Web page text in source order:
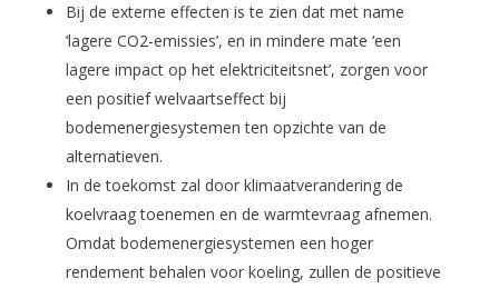
Bij de externe effecten is te zien dat met name
‘lagere CO2-emissies’, en in mindere mate ‘een
lagere impact op het elektriciteitsnet’, zorgen voor
een positief welvaartseffect bij
bodemenergiesystemen ten opzichte van de
alternatieven.
In de toekomst zal door klimaatverandering de
koelvraag toenemen en de warmtevraag afnemen.
Omdat bodemenergiesystemen een hoger
rendement behalen voor koeling, zullen de positieve